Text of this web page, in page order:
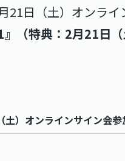
21日（土）オンラ
（特典：2月21日
土）オンラインサイン会